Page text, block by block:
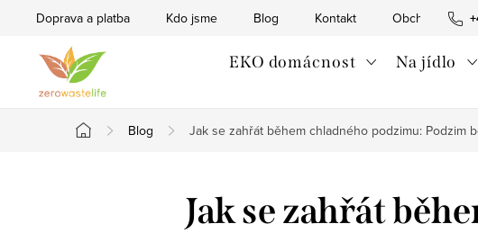
Doprava a platba Kdo jsme Blog Kontakt Obchodní
EKO domácnost Na jídlo
Domů
Blog Jak se zahřát během chladného podzimu: Podzim
Jak se zahřát